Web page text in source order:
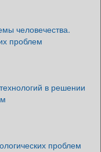
человечества.
проблем
в решении
проблем